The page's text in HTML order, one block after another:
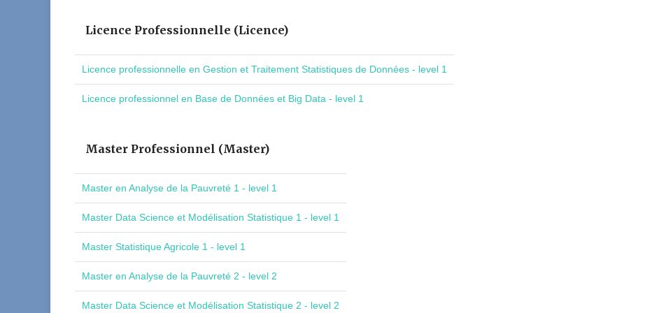
Licence Professionnelle (Licence)
Licence professionnelle en Gestion et Traitement Statistiques de Données - level 1
Licence professionnel en Base de Données et Big Data - level 1
Master Professionnel (Master)
Master en Analyse de la Pauvreté 1 - level 1
Master Data Science et Modélisation Statistique 1 - level 1
Master Statistique Agricole 1 - level 1
Master en Analyse de la Pauvreté 2 - level 2
Master Data Science et Modélisation Statistique 2 - level 2